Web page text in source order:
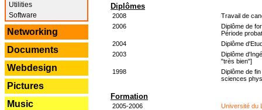
Utilities
Software
Networking
Documents
Webdesign
Pictures
Music
Diplômes
2008
Travail de
2006
Diplôme de
Période
2004
Diplôme
2003
Diplôme
"très bien"]
1998
Diplôme de
sciences
Formation
2005-2006
Université du